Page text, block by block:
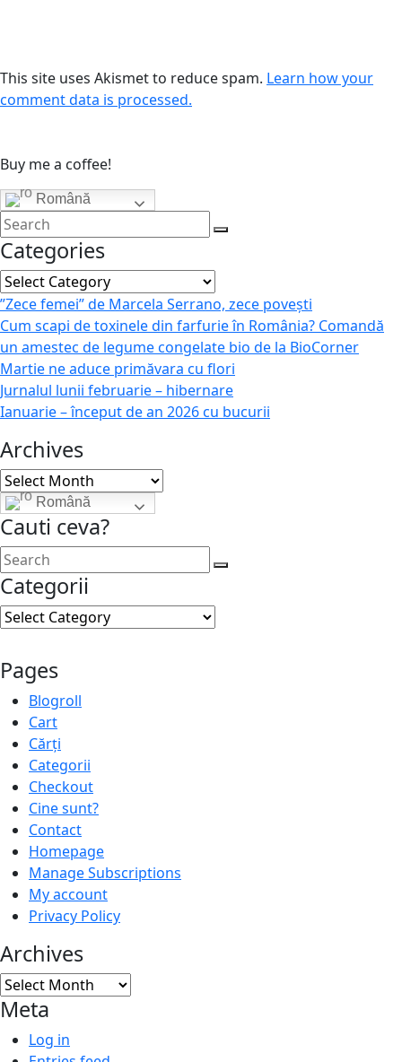
This site uses Akismet to reduce spam. Learn how your
comment data is processed.
Buy me a coffee!
Română
Categories
Categories
”Zece femei” de Marcela Serrano, zece povești
Cum scapi de toxinele din farfurie în România? Comandă
un amestec de legume congelate bio de la BioCorner
Martie ne aduce primăvara cu flori
Jurnalul lunii februarie – hibernare
Ianuarie – început de an 2026 cu bucurii
Archives
Archives
Română
Cauti ceva?
Categorii
Categorii
Pages
Blogroll
Cart
Cărți
Categorii
Checkout
Cine sunt?
Contact
Homepage
Manage Subscriptions
My account
Privacy Policy
Archives
Archives
Meta
Log in